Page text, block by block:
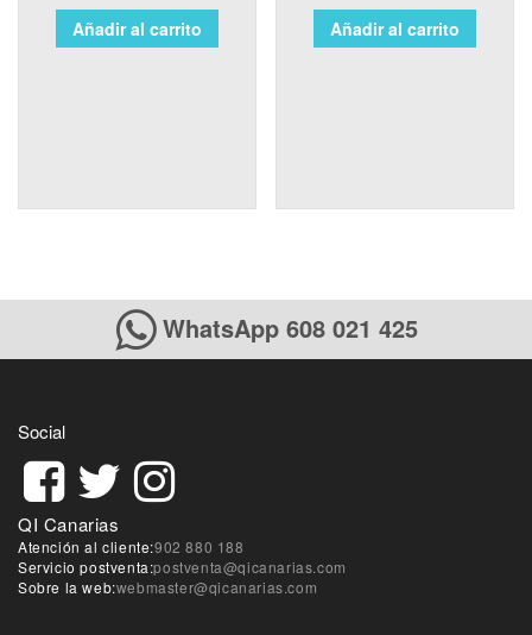
Añadir al carrito Añadir al carrito
WhatsApp 608 021 425
Social
QI Canarias
Atención al cliente:902 880 188
Servicio postventa:postventa@qicanarias.com
Sobre la web:webmaster@qicanarias.com